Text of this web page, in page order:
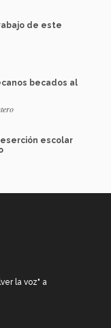
de este
becados al
escolar
la voz" a